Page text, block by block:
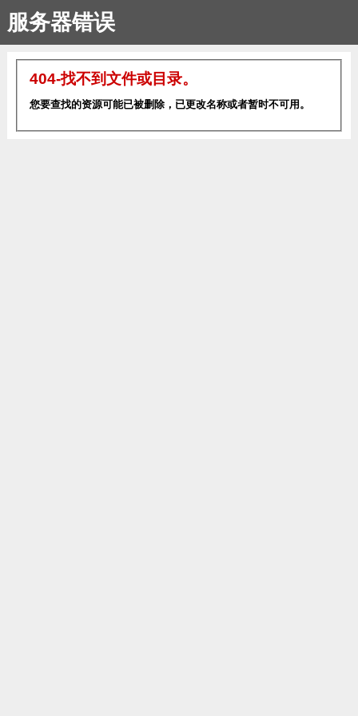
服务器错误
404-找不到文件或目录。
您要查找的资源可能已被删除，已更改名称或者暂时不可用。